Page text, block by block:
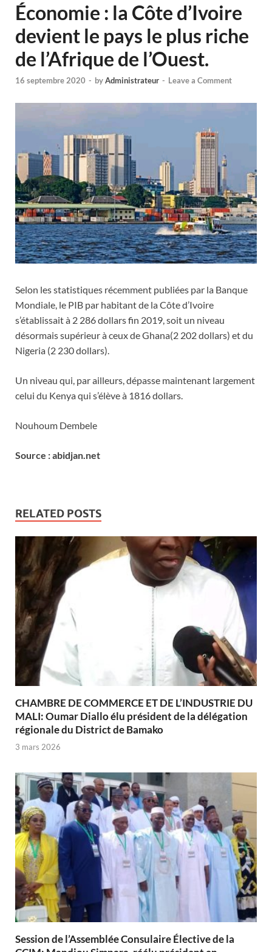
Économie : la Côte d’Ivoire
devient le pays le plus riche
de l’Afrique de l’Ouest.
16 septembre 2020 - byAdministrateur - Leave a Comment
Selon les statistiques récemment publiées par la Banque
Mondiale, le PIB par habitant de la Côte d’Ivoire
s’établissait à 2 286 dollars fin 2019, soit un niveau
désormais supérieur à ceux de Ghana(2 202 dollars) et du
Nigeria (2 230 dollars).
Un niveau qui, par ailleurs, dépasse maintenant largement
celui du Kenya qui s’élève à 1816 dollars.
Nouhoum Dembele
Source : abidjan.net
RELATED POSTS
CHAMBRE DE COMMERCE ET DE L’INDUSTRIE DU
MALI: Oumar Diallo élu président de la délégation
régionale du District de Bamako
3 mars 2026
Session de l’Assemblée Consulaire Élective de la